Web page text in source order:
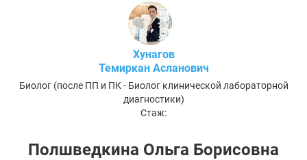
Хунагов
Темиркан Асланович
Биолог (после ПП и ПК - Биолог клинической лабораторной
диагностики)
Стаж:
Полшведкина Ольга Борисовна